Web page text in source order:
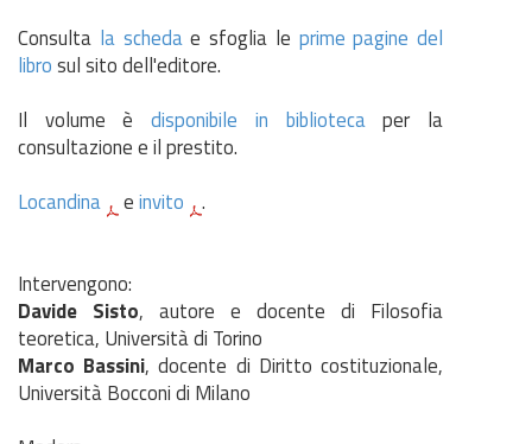
Consulta la schedae sfoglia le prime pagine del
librosul sito dell'editore.
Il volume èdisponibile in bibliotecaper la
consultazione e il prestito.
Locandina
einvito .
Intervengono:
Davide Sisto, autore e docente di Filosofia
teoretica, Università di Torino
Marco Bassini, docente di Diritto costituzionale,
Università Bocconi di Milano